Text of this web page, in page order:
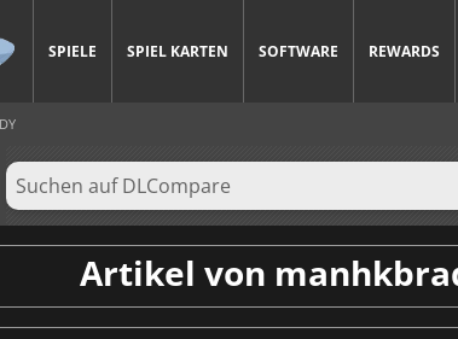
SPIELE SPIEL KARTEN SOFTWARE REWARDS
Artikel von